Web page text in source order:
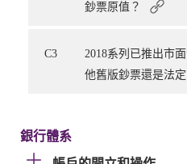
鈔票原值？
C3
2018系列已推出市
他舊版鈔票還是法
銀行體系